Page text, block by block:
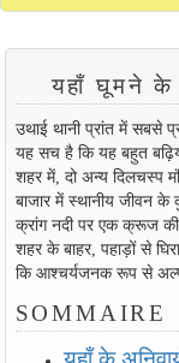
यहाँ घूमने
उथाई थानी प्रांत में सबसे
यह सच है कि यह बहुत
शहर में, दो अन्य दिलचस्प
बाजार में स्थानीय जीवन के
क्रांग नदी पर एक क्रूज
शहर के बाहर, पहाड़ों से
कि आश्चर्यजनक रूप से
SOMMAIRE